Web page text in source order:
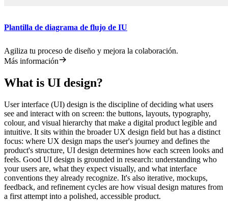
Plantilla de diagrama de flujo de IU
Agiliza tu proceso de diseño y mejora la colaboración.
Más información
What is UI design?
User interface (UI) design is the discipline of deciding what users
see and interact with on screen: the buttons, layouts, typography,
colour, and visual hierarchy that make a digital product legible and
intuitive. It sits within the broader UX design field but has a distinct
focus: where UX design maps the user's journey and defines the
product's structure, UI design determines how each screen looks and
feels. Good UI design is grounded in research: understanding who
your users are, what they expect visually, and what interface
conventions they already recognize. It's also iterative, mockups,
feedback, and refinement cycles are how visual design matures from
a first attempt into a polished, accessible product.